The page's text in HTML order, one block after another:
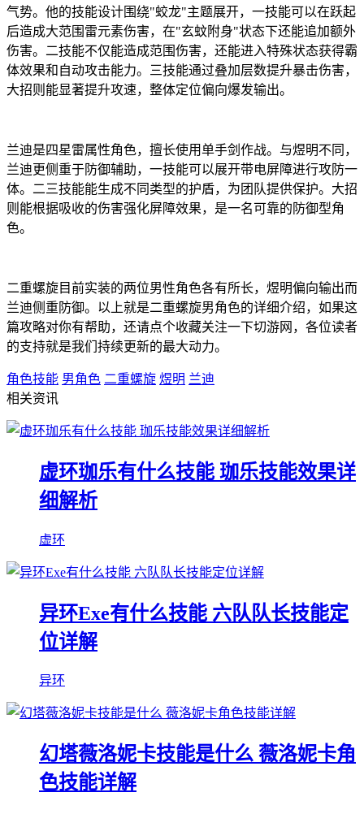
气势。他的技能设计围绕"蛟龙"主题展开，一技能可以在跃起
后造成大范围雷元素伤害，在"玄蚊附身"状态下还能追加额外
伤害。二技能不仅能造成范围伤害，还能进入特殊状态获得霸
体效果和自动攻击能力。三技能通过叠加层数提升暴击伤害，
大招则能显著提升攻速，整体定位偏向爆发输出。
兰迪是四星雷属性角色，擅长使用单手剑作战。与煜明不同，
兰迪更侧重于防御辅助，一技能可以展开带电屏障进行攻防一
体。二三技能能生成不同类型的护盾，为团队提供保护。大招
则能根据吸收的伤害强化屏障效果，是一名可靠的防御型角
色。
二重螺旋目前实装的两位男性角色各有所长，煜明偏向输出而
兰迪侧重防御。以上就是二重螺旋男角色的详细介绍，如果这
篇攻略对你有帮助，还请点个收藏关注一下切游网，各位读者
的支持就是我们持续更新的最大动力。
角色技能 男角色 二重螺旋 煜明 兰迪
相关资讯
虚环珈乐有什么技能 珈乐技能效果详
细解析
虚环
异环Exe有什么技能 六队队长技能定
位详解
异环
幻塔薇洛妮卡技能是什么 薇洛妮卡角
色技能详解